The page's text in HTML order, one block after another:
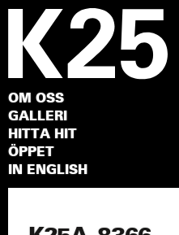
OM OSS
GALLERI
HITTA HIT
ÖPPET
IN ENGLISH